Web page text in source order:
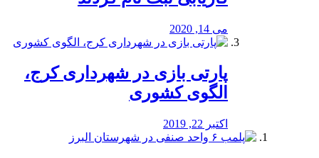
می 14, 2020
پارتی بازی در شهرداری کرج،
الگوی کشوری
اکتبر 22, 2019